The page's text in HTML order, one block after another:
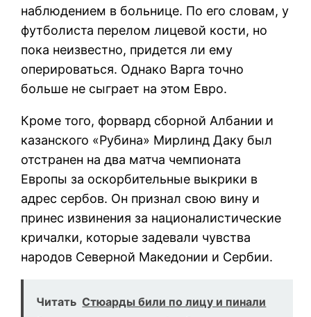
наблюдением в больнице. По его словам, у
футболиста перелом лицевой кости, но
пока неизвестно, придется ли ему
оперироваться. Однако Варга точно
больше не сыграет на этом Евро.
Кроме того, форвард сборной Албании и
казанского «Рубина» Мирлинд Даку был
отстранен на два матча чемпионата
Европы за оскорбительные выкрики в
адрес сербов. Он признал свою вину и
принес извинения за националистические
кричалки, которые задевали чувства
народов Северной Македонии и Сербии.
Читать Стюарды били по лицу и пинали